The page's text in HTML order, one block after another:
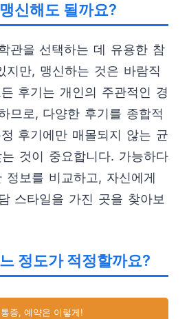
신해도 될까요?
관을 선택하는 데 유용한 참
지만, 맹신하는 것은 바람직
후기는 개인의 주관적인 경
므로, 다양한 후기를 종합적
후기에만 매몰되지 않는 균
것이 중요합니다. 가능하다
정보를 비교하고, 자신에게
스타일을 가진 곳을 찾아보
정도가 적정할까요?
증, 예약은 이렇게!